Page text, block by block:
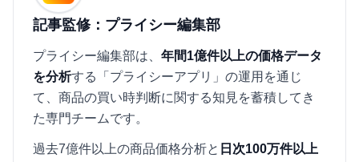
記事監修：プライシー編集部
プライシー編集部は、 年間1億件以上の価格データ
を分析する「プライシーアプリ」の運用を通じ
て、商品の買い時判断に関する知見を蓄積してき
た専門チームです。
過去7億件以上の商品価格分析と 日次100万件以上